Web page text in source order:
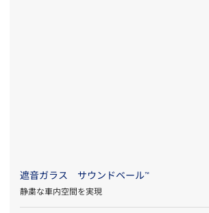
遮音ガラス サウンドベール™
静粛な車内空間を実現